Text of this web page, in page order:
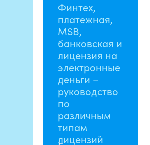
Финтех,
платежная,
MSB,
банковская и
лицензия на
электронные
деньги –
руководство
по
различным
типам
лицензий